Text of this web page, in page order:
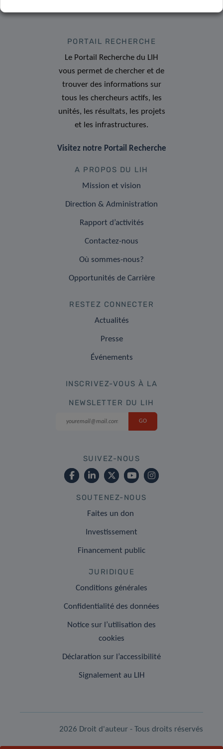
PORTAIL RECHERCHE
Le Portail Recherche du LIH
vous permet de chercher et de
trouver des informations sur
tous les chercheurs actifs, les
unités, les résultats, les projets
et les infrastructures.
Visitez notre Portail Recherche
A PROPOS DU LIH
Mission et vision
Direction & Administration
Rapport d’activités
Contactez-nous
Où sommes-nous?
Opportunités de Carrière
RESTEZ CONNECTER
Actualités
Presse
Événements
INSCRIVEZ-VOUS À LA
NEWSLETTER DU LIH
SUIVEZ-NOUS
SOUTENEZ-NOUS
Faites un don
Investissement
Financement public
JURIDIQUE
Conditions générales
Confidentialité des données
Notice sur l’utilisation des
cookies
Déclaration sur l’accessibilité
Signalement au LIH
2026 Droit d'auteur - Tous droits réservés